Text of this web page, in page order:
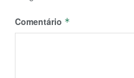
Comentário *